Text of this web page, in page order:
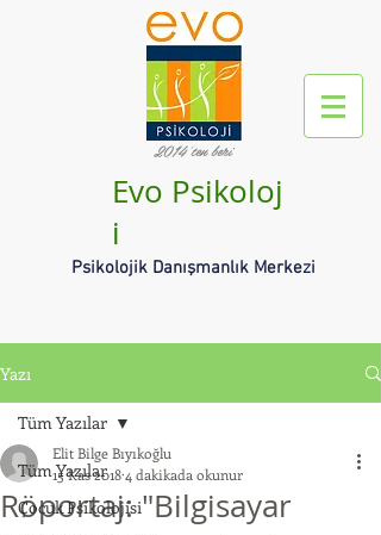
2014'ten beri
Evo Psikoloj
i
Psikolojik Danışmanlık Merkezi
Yazı
Tüm Yazılar
Çocuk Psikolojisi
Tüm Yazılar
Röportaj: "Bilgisayar
Elit Bilge Bıyıkoğlu
15 Kas 20184 dakikada okunur